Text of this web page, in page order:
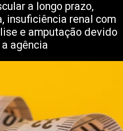
a longo prazo,
insuficiência renal com
e amputação devido
agência